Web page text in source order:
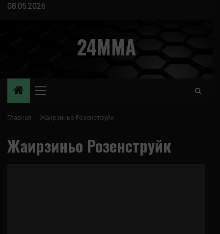
Перейти
08.05.2026
24MMA
Основное
Главная Жаирзиньо Розенструйк
Жаирзиньо Розенструйк